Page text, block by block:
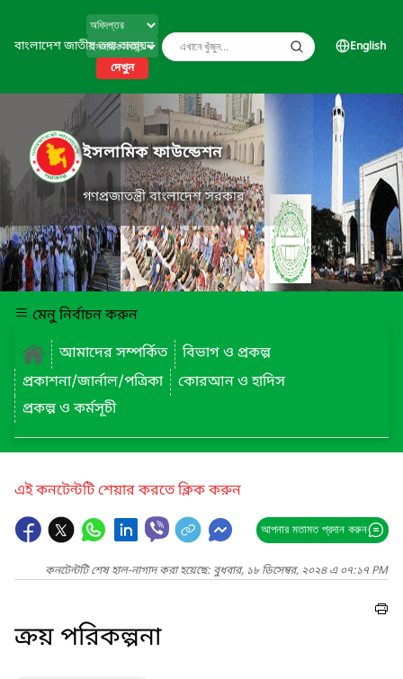
বাংলাদেশ জাতীয় তথ্য বাতায়ন
দেখুন
English
ইসলামিক ফাউন্ডেশন
গণপ্রজাতন্ত্রী বাংলাদেশ সরকার
মেনু নির্বাচন করুন
আমাদের সম্পর্কিত
বিভাগ ও প্রকল্প
প্রকাশনা/জার্নাল/পত্রিকা
কোরআন ও হাদিস
প্রকল্প ও কর্মসূচী
এই কনটেন্টটি শেয়ার করতে ক্লিক করুন
আপনার মতামত প্রদান করুন
কনটেন্টটি শেষ হাল-নাগাদ করা হয়েছে: বুধবার, ১৮ ডিসেম্বর, ২০২৪ এ ০৭:১৭ PM
ক্রয় পরিকল্পনা